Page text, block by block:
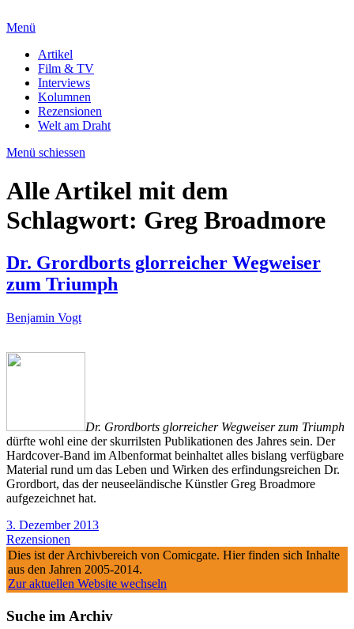
Menü
Artikel
Film & TV
Interviews
Kolumnen
Rezensionen
Welt am Draht
Menü schiessen
Alle Artikel mit dem
Schlagwort: Greg Broadmore
Dr. Grordborts glorreicher Wegweiser
zum Triumph
Benjamin Vogt
Dr. Grordborts glorreicher Wegweiser zum Triumph
dürfte wohl eine der skurrilsten Publikationen des Jahres sein. Der
Hardcover-Band im Albenformat beinhaltet alles bislang verfügbare
Material rund um das Leben und Wirken des erfindungsreichen Dr.
Grordbort, das der neuseeländische Künstler Greg Broadmore
aufgezeichnet hat.
3. Dezember 2013
Rezensionen
Dies ist der Archivbereich von Comicgate. Hier finden sich Inhalte
aus den Jahren 2005-2014.
Zur aktuellen Website wechseln
Suche im Archiv